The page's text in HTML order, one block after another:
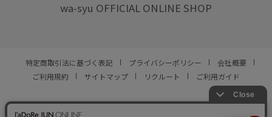
wa-syu OFFICIAL ONLINE SHOP
特定商取引法に基づく表記 プライバシーポリシー
会社概要
ご利用規約
サイトマップ リクルート ご利用ガイド